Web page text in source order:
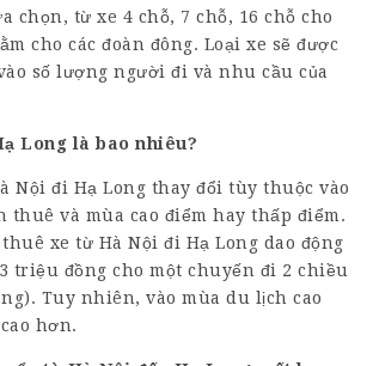
chọn, từ xe 4 chỗ, 7 chỗ, 16 chỗ cho
cho các đoàn đông. Loại xe sẽ được
số lượng người đi và nhu cầu của
Long là bao nhiêu?
Nội đi Hạ Long thay đổi tùy thuộc vào
thuê và mùa cao điểm hay thấp điểm.
xe từ Hà Nội đi Hạ Long dao động
triệu đồng cho một chuyến đi 2 chiều
Tuy nhiên, vào mùa du lịch cao
hơn.